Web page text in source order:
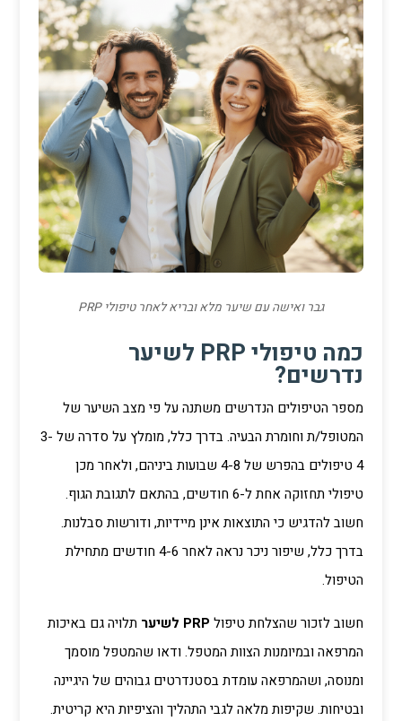
גבר ואישה עם שיער מלא ובריא לאחר טיפולי PRP
כמה טיפולי PRP לשיער
נדרשים?
מספר הטיפולים הנדרשים משתנה על פי מצב השיער של
המטופל/ת וחומרת הבעיה. בדרך כלל, מומלץ על סדרה של 3-
4 טיפולים בהפרש של 4-8 שבועות ביניהם, ולאחר מכן
טיפולי תחזוקה אחת ל-6 חודשים, בהתאם לתגובת הגוף.
חשוב להדגיש כי התוצאות אינן מיידיות, ודורשות סבלנות.
בדרך כלל, שיפור ניכר נראה לאחר 4-6 חודשים מתחילת
הטיפול.
חשוב לזכור שהצלחת טיפול PRP לשיער
תלויה גם באיכות
המרפאה ובמיומנות הצוות המטפל. ודאו שהמטפל מוסמך
ומנוסה, ושהמרפאה עומדת בסטנדרטים גבוהים של היגיינה
ובטיחות. שקיפות מלאה לגבי התהליך והציפיות היא קריטית.